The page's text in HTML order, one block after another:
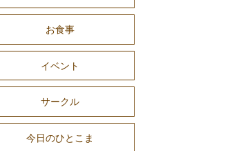
お食事
イベント
サークル
今日のひとこま